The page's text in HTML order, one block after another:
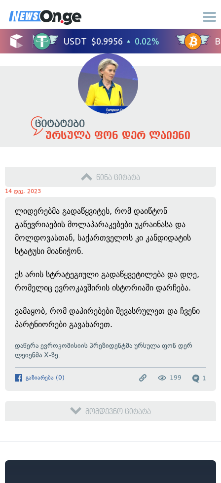
ურსულა ფონ დერ ლაიენი
წინა ციტატა
14 დეკ, 2023
ლიდერებმა გადაწყვიტეს, რომ დაიწტონ
გაწევრიაების მოლაპარაკებები უკრაინასა და
მოლდოვასთან, საქართველოს კი კანდიდატის
სტატუსი მიანიჭონ.
ეს არის სტრატეგიული გადაწყვეტილება და დღე,
რომელიც ევროკავშირის ისტორიაში დარჩება.
ვამაყობ, რომ დაპირებები შევასრულეთ და ჩვენი
პარტნიორები გავახარეთ.
დაწერა ევროკომისიის პრეზიდენტმა ურსულა ფონ დერ
ლეიენმა X-ზე.
გაზიარება (0) 1
199
მომდევნო ციტატა